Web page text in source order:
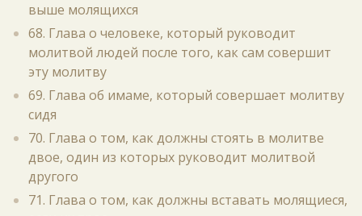
выше молящихся
68. Глава о человеке, который руководит
молитвой людей после того, как сам совершит
эту молитву
69. Глава об имаме, который совершает молитву
сидя
70. Глава о том, как должны стоять в молитве
двое, один из которых руководит молитвой
другого
71. Глава о том, как должны вставать молящиеся,